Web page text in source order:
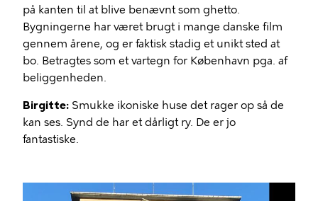
på kanten til at blive benævnt som ghetto.
Bygningerne har været brugt i mange danske film
gennem årene, og er faktisk stadig et unikt sted at
bo. Betragtes som et vartegn for København pga. af
beliggenheden.
Birgitte: Smukke ikoniske huse det rager op så de
kan ses. Synd de har et dårligt ry. De er jo
fantastiske.